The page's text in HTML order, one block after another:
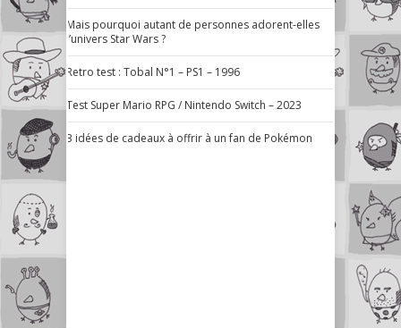
Mais pourquoi autant de personnes adorent-elles
l’univers Star Wars ?
Retro test : Tobal N°1 – PS1 – 1996
Test Super Mario RPG / Nintendo Switch – 2023
3 idées de cadeaux à offrir à un fan de Pokémon